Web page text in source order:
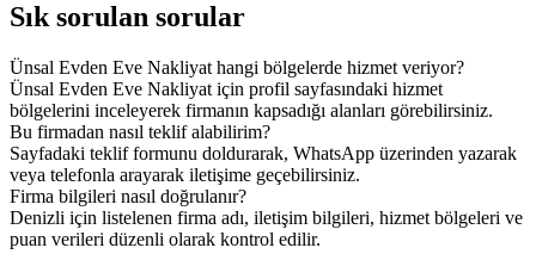
Sık sorulan sorular
Ünsal Evden Eve Nakliyat hangi bölgelerde hizmet veriyor?
Ünsal Evden Eve Nakliyat için profil sayfasındaki hizmet
bölgelerini inceleyerek firmanın kapsadığı alanları görebilirsiniz.
Bu firmadan nasıl teklif alabilirim?
Sayfadaki teklif formunu doldurarak, WhatsApp üzerinden yazarak
veya telefonla arayarak iletişime geçebilirsiniz.
Firma bilgileri nasıl doğrulanır?
Denizli için listelenen firma adı, iletişim bilgileri, hizmet bölgeleri ve
puan verileri düzenli olarak kontrol edilir.